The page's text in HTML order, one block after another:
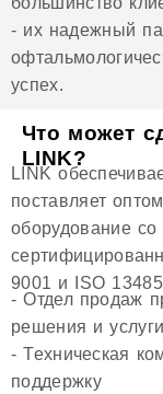
- их надежный
успех.
Что может
LINK?
LINK
поставляет
оборудование со
9001 и ISO
- Отдел продаж
решения и услуги
- Техническая
поддержку